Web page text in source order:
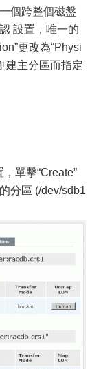
個跨整個磁盤
設置，唯一的
更改為“Physi
建主分區而指定
單擊“Create”
分區 (/dev/sdb1